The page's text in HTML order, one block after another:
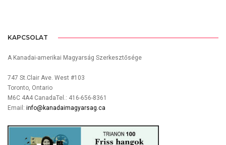
KAPCSOLAT
A Kanadai-amerikai Magyarság Szerkesztősége
747 St.Clair Ave. West #103
Toronto, Ontario
M6C 4A4 CanadaTel.: 416-656-8361
Email: info@kanadaimagyarsag.ca